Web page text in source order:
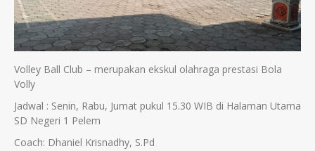
Volley Ball Club – merupakan ekskul olahraga prestasi Bola
Volly
Jadwal : Senin, Rabu, Jumat pukul 15.30 WIB di Halaman Utama
SD Negeri 1 Pelem
Coach: Dhaniel Krisnadhy, S.Pd